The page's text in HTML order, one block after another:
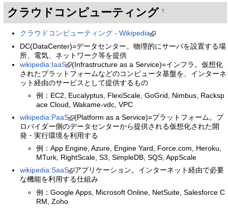
クラウドコンピューティング †
クラウドコンピューティング - Wikipedia
DC(DataCenter)=データセンター。物理的にサーバを設置する場
所、電気、ネットワーク等を提供
wikipedia:IaaS
(Infrastructure as a Service)=インフラ。仮想化
されたプラットフォームなどのコンピュータ基盤を、インターネ
ット経由のサービスとして提供するもの
例：EC2, Eucalyptus, FlexiScale, GoGrid, Nimbus, Racksp
ace Cloud, Wakame-vdc, VPC
wikipedia:PaaS
(Platform as a Service)=プラットフォーム。プ
ロバイダー側のデータセンターから提供される仮想化された開
発・実行環境を利用する
例：App Engine, Azure, Engine Yard, Force.com, Heroku,
MTurk, RightScale, S3, SimpleDB, SQS, AppScale
wikipedia:SaaS
アプリケーション。インターネット経由で必要
な機能を利用する仕組み
例：Google Apps, Microsoft Online, NetSuite, Salesforce C
RM, Zoho